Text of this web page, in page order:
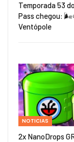
Temporada 53
Pass chegou:
Ventópole
NOTICIAS
2x NanoDrops